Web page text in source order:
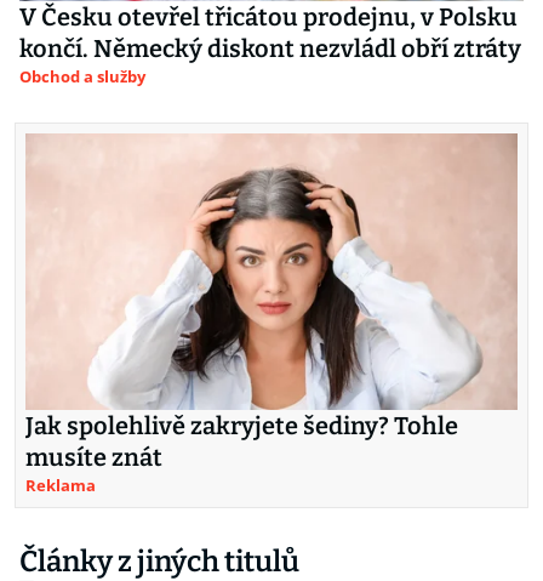
V Česku otevřel třicátou prodejnu, v Polsku
končí. Německý diskont nezvládl obří ztráty
Obchod a služby
Jak spolehlivě zakryjete šediny? Tohle
musíte znát
Reklama
Články z jiných titulů